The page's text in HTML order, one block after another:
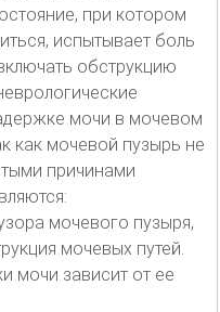
при котором
испытывает боль
обструкцию
мочи в мочевом
как мочевой пузырь не
причинами
мочевого пузыря,
мочевых путей.
мочи зависит от ее